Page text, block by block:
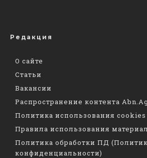
Редакция
О сайте
Статьи
Вакансии
Распространение контента
Политика использования cookies
Правила использования
Политика обработки ПД
конфиденциальности)